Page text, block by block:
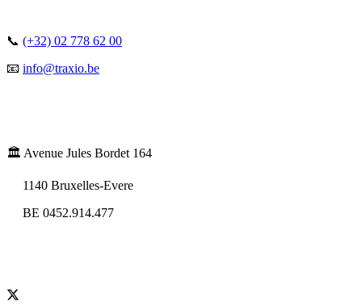
📞 (+32) 02 778 62 00
📧 info@traxio.be
🏛️ Avenue Jules Bordet 164
1140 Bruxelles-Evere
BE 0452.914.477